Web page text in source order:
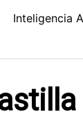
Inteligencia